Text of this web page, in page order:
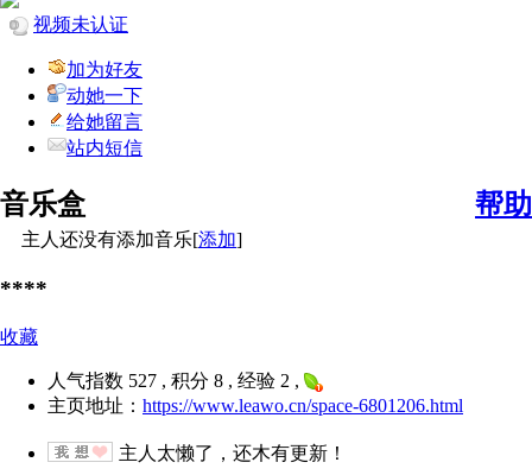
视频未认证
加为好友
动她一下
给她留言
站内短信
帮助
音乐盒
主人还没有添加音乐[添加]
****
收藏
人气指数 527 , 积分 8 , 经验 2 ,
主页地址： https://www.leawo.cn/space-6801206.html
主人太懒了，还木有更新！